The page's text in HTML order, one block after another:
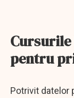
Cursurile
pentru
Potrivit datelor